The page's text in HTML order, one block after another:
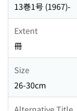
13巻1号 (1967)-
Extent
冊
Size
26-30cm